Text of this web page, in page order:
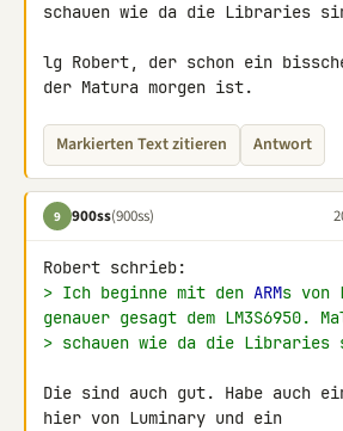
schauen wie da die Libraries
lg Robert, der schon ein
der Matura morgen ist.
Markierten Text zitieren Antwort
9 900ss(900ss)
> Ich beginne mit den ARMs von
genauer gesagt dem LM3S6950.
> schauen wie da die
Die sind auch gut. Habe auch
hier von Luminary und ein